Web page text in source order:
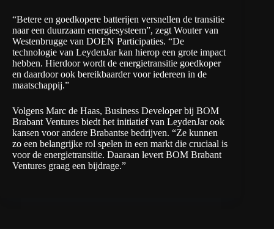
“Betere en goedkopere batterijen versnellen de transitie
naar een duurzaam energiesysteem”, zegt Wouter van
Westenbrugge van DOEN Participaties. “De
technologie van LeydenJar kan hierop een grote impact
hebben. Hierdoor wordt de energietransitie goedkoper
en daardoor ook bereikbaarder voor iedereen in de
maatschappij.”
Volgens Marc de Haas, Business Developer bij BOM
Brabant Ventures biedt het initiatief van LeydenJar ook
kansen voor andere Brabantse bedrijven. “Ze kunnen
zo een belangrijke rol spelen in een markt die cruciaal is
voor de energietransitie. Daaraan levert BOM Brabant
Ventures graag een bijdrage.”